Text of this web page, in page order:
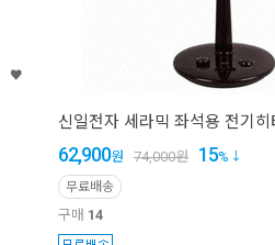
신일전자 세라믹 좌석용 전기
62,900원 74,000원 15%
무료배송
구매 14